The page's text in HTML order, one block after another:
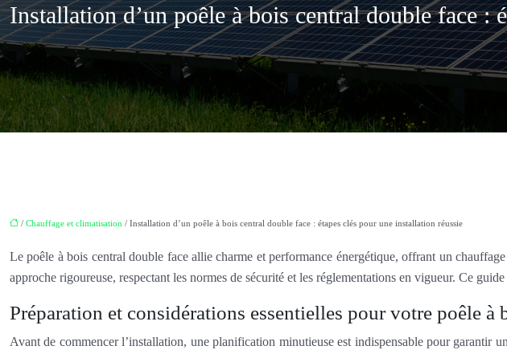
Installation d’un poêle à bois central double face :
/ Chauffage et climatisation / Installation d’un poêle à bois central double face : étapes clés pour une installation réussie
Le poêle à bois central double face allie charme et performance énergétique, offrant un
approche rigoureuse, respectant les normes de sécurité et les réglementations en vigueur. Ce
Préparation et considérations essentielles pour votre poêle à
Avant de commencer l’installation, une planification minutieuse est indispensable pour garantir